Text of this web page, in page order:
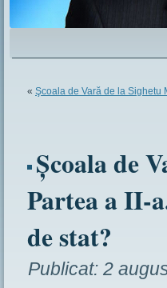
« Şcoala de Vară de la Sighetu
Şcoala de
Partea a II-
de stat?
Publicat: 2